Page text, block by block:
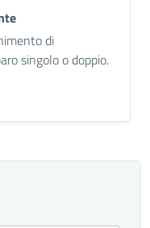
di
singolo o doppio.